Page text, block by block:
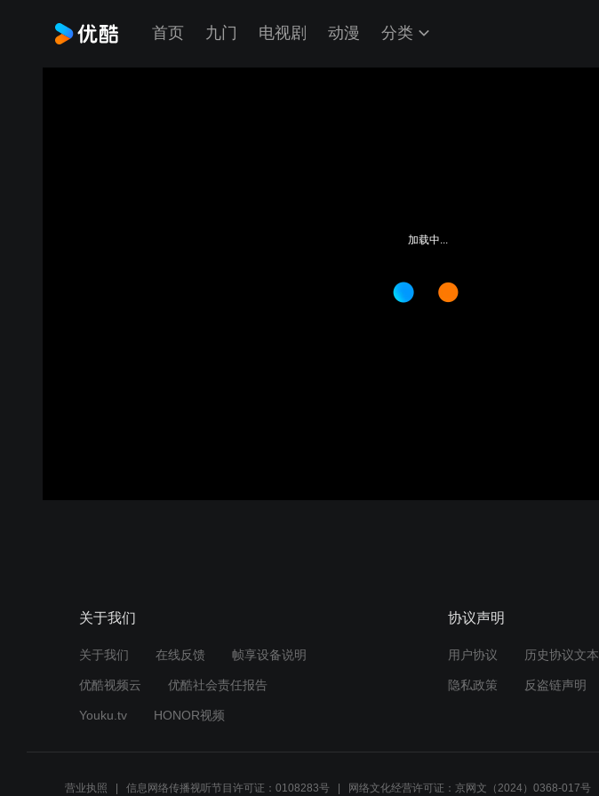
首页 九门 电视剧 动漫 分类
加载中...
关于我们
关于我们 在线反馈 帧享设备说明
优酷视频云 优酷社会责任报告
Youku.tv HONOR视频
协议声明
用户协议 历史协议文本
隐私政策 反盗链声明
营业执照 信息网络传播视听节目许可证：0108283号 网络文化经营许可证：京网文（2024）0368-017号